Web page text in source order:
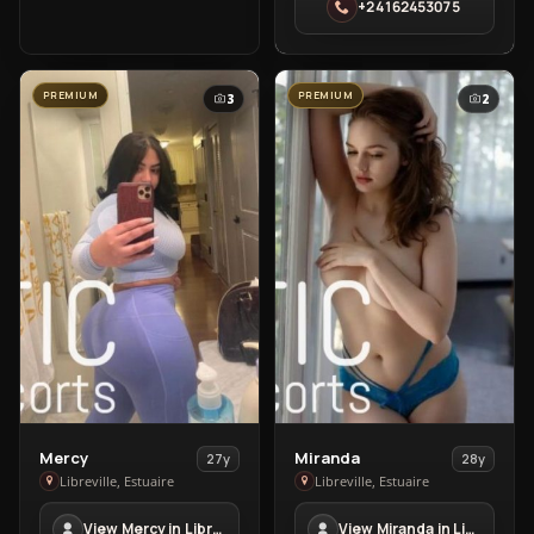
Owendo
+24162453075
PREMIUM 3
View
Mercy
in
Mercy
27y
Libreville, Estuaire
View Mercy in Libreville
PREMIUM 2
View
Miranda
in
Miranda
28y
Libreville, Estuaire
View Miranda in Libreville